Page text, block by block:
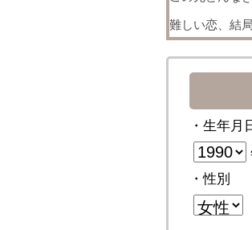
難しい恋、結
・生年月
・性別